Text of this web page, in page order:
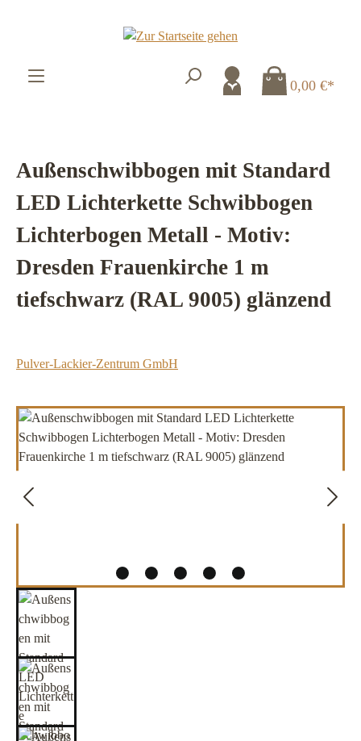
0,00 €*
Außenschwibbogen mit Standard
LED Lichterkette Schwibbogen
Lichterbogen Metall - Motiv:
Dresden Frauenkirche 1 m
tiefschwarz (RAL 9005) glänzend
Pulver-Lackier-Zentrum GmbH
Bildergalerie überspringen